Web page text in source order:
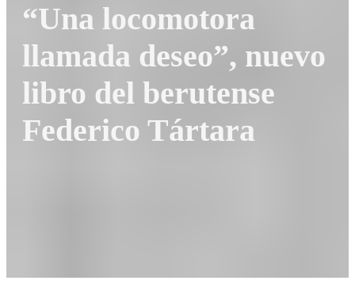
“Una locomotora
llamada deseo”, nuevo
libro del berutense
Federico Tártara